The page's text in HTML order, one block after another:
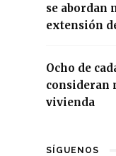
se abordan
extensión
Ocho de
consideran
vivienda
SÍGUENOS